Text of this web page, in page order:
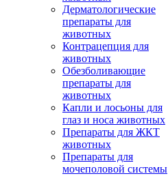
Дерматологические
препараты для
животных
Контрацепция для
животных
Обезболивающие
препараты для
животных
Капли и лосьоны для
глаз и носа животных
Препараты для ЖКТ
животных
Препараты для
мочеполовой системы